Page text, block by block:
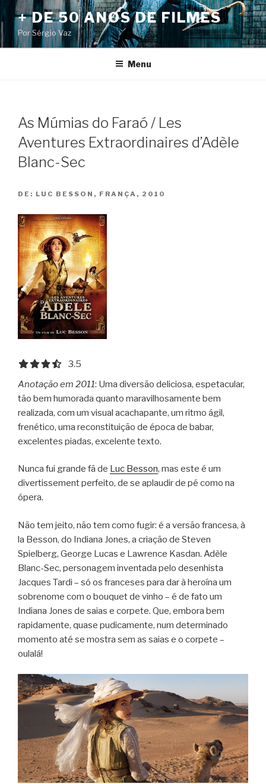
Pular
para
o
conteúdo
+ DE 50 ANOS DE FILMES
Por Sérgio Vaz
Menu
As Múmias do Faraó / Les
Aventures Extraordinaires d’Adèle
Blanc-Sec
DE: LUC BESSON, FRANÇA, 2010
3.5 out of 5.0 stars
3.5
Anotação em 2011: Uma diversão deliciosa, espetacular,
tão bem humorada quanto maravilhosamente bem
realizada, com um visual acachapante, um ritmo ágil,
frenético, uma reconstituição de época de babar,
excelentes piadas, excelente texto.
Nunca fui grande fã de Luc Besson, mas este é um
divertissement perfeito, de se aplaudir de pé como na
ópera.
Não tem jeito, não tem como fugir: é a versão francesa, à
la Besson, do Indiana Jones, a criação de Steven
Spielberg, George Lucas e Lawrence Kasdan. Adèle
Blanc-Sec, personagem inventada pelo desenhista
Jacques Tardi – só os franceses para dar à heroína um
sobrenome com o bouquet de vinho – é de fato um
Indiana Jones de saias e corpete. Que, embora bem
rapidamente, quase pudicamente, num determinado
momento até se mostra sem as saias e o corpete –
oulalá!